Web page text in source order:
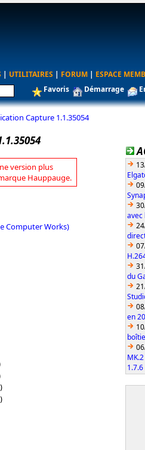
| UTILITAIRES | FORUM | ESPACE
Favoris Démarrage
Capture 1.1.35054
version plus
Hauppauge.
Computer Works)
avec
du
en
1.7.6